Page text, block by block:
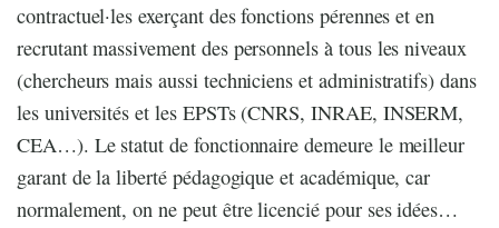
contractuel·les exerçant des fonctions pérennes et en
recrutant massivement des personnels à tous les niveaux
(chercheurs mais aussi techniciens et administratifs) dans
les universités et les EPSTs (CNRS, INRAE, INSERM,
CEA…). Le statut de fonctionnaire demeure le meilleur
garant de la liberté pédagogique et académique, car
normalement, on ne peut être licencié pour ses idées…